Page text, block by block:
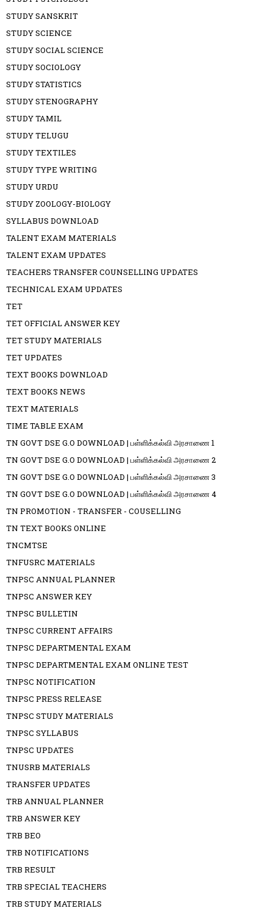
STUDY SANSKRIT
STUDY SCIENCE
STUDY SOCIAL SCIENCE
STUDY SOCIOLOGY
STUDY STATISTICS
STUDY STENOGRAPHY
STUDY TAMIL
STUDY TELUGU
STUDY TEXTILES
STUDY TYPE WRITING
STUDY URDU
STUDY ZOOLOGY-BIOLOGY
SYLLABUS DOWNLOAD
TALENT EXAM MATERIALS
TALENT EXAM UPDATES
TEACHERS TRANSFER COUNSELLING UPDATES
TECHNICAL EXAM UPDATES
TET
TET OFFICIAL ANSWER KEY
TET STUDY MATERIALS
TET UPDATES
TEXT BOOKS DOWNLOAD
TEXT BOOKS NEWS
TEXT MATERIALS
TIME TABLE EXAM
TN GOVT DSE G.O DOWNLOAD | பள்ளிக்கல்வி அரசாணை 1
TN GOVT DSE G.O DOWNLOAD | பள்ளிக்கல்வி அரசாணை 2
TN GOVT DSE G.O DOWNLOAD | பள்ளிக்கல்வி அரசாணை 3
TN GOVT DSE G.O DOWNLOAD | பள்ளிக்கல்வி அரசாணை 4
TN PROMOTION - TRANSFER - COUSELLING
TN TEXT BOOKS ONLINE
TNCMTSE
TNFUSRC MATERIALS
TNPSC ANNUAL PLANNER
TNPSC ANSWER KEY
TNPSC BULLETIN
TNPSC CURRENT AFFAIRS
TNPSC DEPARTMENTAL EXAM
TNPSC DEPARTMENTAL EXAM ONLINE TEST
TNPSC NOTIFICATION
TNPSC PRESS RELEASE
TNPSC STUDY MATERIALS
TNPSC SYLLABUS
TNPSC UPDATES
TNUSRB MATERIALS
TRANSFER UPDATES
TRB ANNUAL PLANNER
TRB ANSWER KEY
TRB BEO
TRB NOTIFICATIONS
TRB RESULT
TRB SPECIAL TEACHERS
TRB STUDY MATERIALS